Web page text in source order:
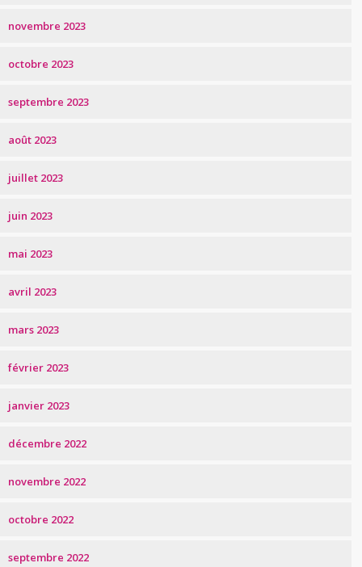
novembre 2023
octobre 2023
septembre 2023
août 2023
juillet 2023
juin 2023
mai 2023
avril 2023
mars 2023
février 2023
janvier 2023
décembre 2022
novembre 2022
octobre 2022
septembre 2022